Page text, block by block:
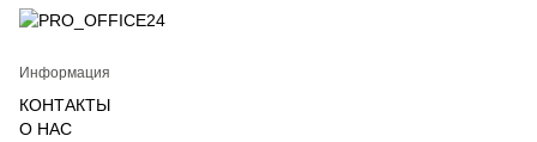
Информация
КОНТАКТЫ
О НАС